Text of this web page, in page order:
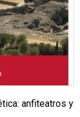
anfiteatros y